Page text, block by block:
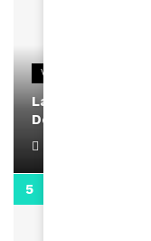
VIDEOS
La rubrique
Docteur Makanda